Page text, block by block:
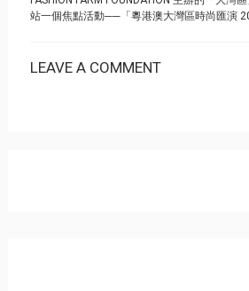
站一個焦點活動──「粵港澳大灣區時尚匯演
LEAVE A COMMENT